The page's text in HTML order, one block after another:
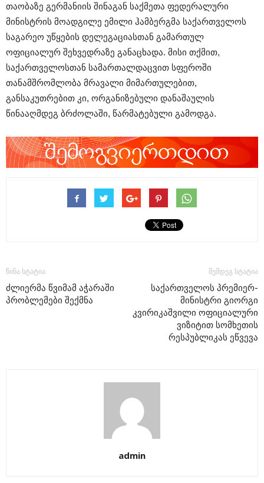
თაობაზე გერმანიის შინაგან საქმეთა ფედერალური
მინისტრის მოადგილე ემილი ჰამბერგმა საქართველოს
საგარეო უწყების დელეგაციასთან გამართულ
ოფიციალურ შეხვედრაზე განაცხადა. მისი თქმით,
საქართველოსთან სამართალდაცვით სფეროში
თანამშრომლობა მრავალი მიმართულებით,
განსაკუთრებით კი, ორგანიზებული დანაშაულის
წინააღმდეგ ბრძოლაში, წარმატებული გამოდგა.
წინა სტატია
ძლიერმა წვიმამ აჭარაში
პრობლემები შექმნა
შემდეგ სტატია
საქართველოს პრემიერ-
მინისტრი გიორგი
კვირიკაშვილი ოფიციალური
ვიზიტით სომხეთის
რესპუბლიკას ეწვევა
admin